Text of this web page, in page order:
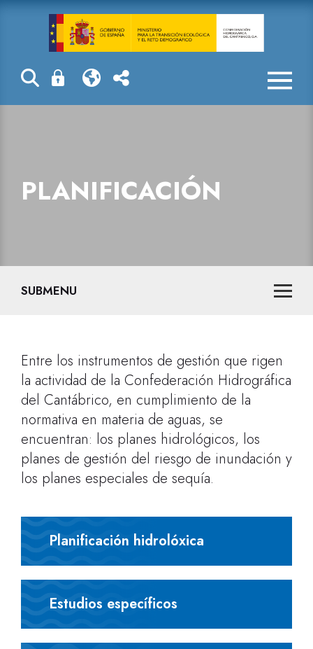
Planificación
PLANIFICACIÓN
SUBMENU
Entre los instrumentos de gestión que rigen
la actividad de la Confederación Hidrográfica
del Cantábrico, en cumplimiento de la
normativa en materia de aguas, se
encuentran: los planes hidrológicos, los
planes de gestión del riesgo de inundación y
los planes especiales de sequía.
Planificación hidrolóxica
Estudios específicos